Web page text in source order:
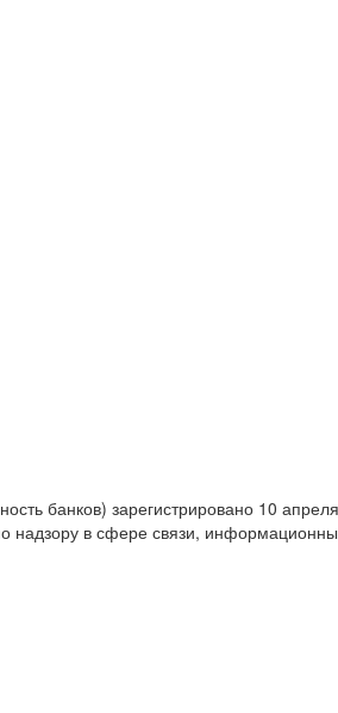
банков) зарегистрировано 10
надзору в сфере связи,